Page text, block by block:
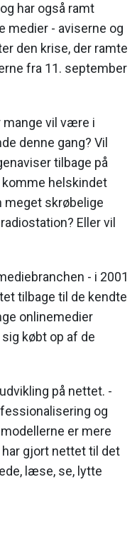
har også ramt
medier - aviserne og
den krise, der ramte
fra 11. september
mange vil være i
denne gang? Vil
tilbage på
komme helskindet
meget skrøbelige
Eller vil
- i 2001
tilbage til de kendte
onlinemedier
købt op af de
på nettet.
og
er mere
har gjort nettet til det
læse, se, lytte